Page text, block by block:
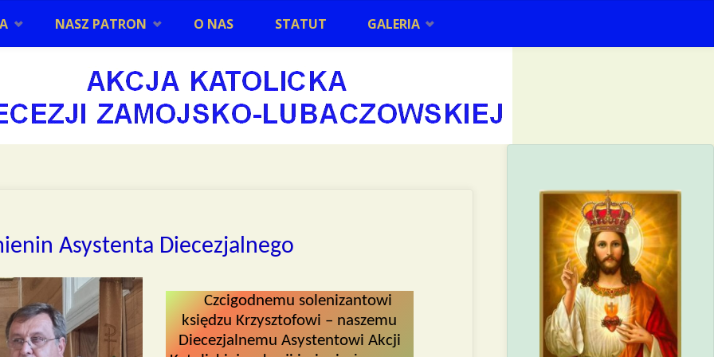
NASZ PATRON O NAS STATUT GALERIA
Asystenta Diecezjalnego
Czcigodnemu solenizantowi
księdzu Krzysztofowi – naszemu
Diecezjalnemu Asystentowi Akcji